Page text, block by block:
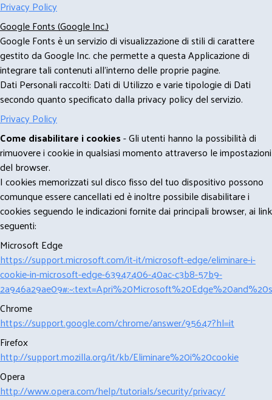
Privacy Policy
Google Fonts (Google Inc.)
Google Fonts è un servizio di visualizzazione di stili di carattere
gestito da Google Inc. che permette a questa Applicazione di
integrare tali contenuti all'interno delle proprie pagine.
Dati Personali raccolti: Dati di Utilizzo e varie tipologie di Dati
secondo quanto specificato dalla privacy policy del servizio.
Privacy Policy
Come disabilitare i cookies- Gli utenti hanno la possibilità di
rimuovere i cookie in qualsiasi momento attraverso le impostazioni
del browser.
I cookies memorizzati sul disco fisso del tuo dispositivo possono
comunque essere cancellati ed è inoltre possibile disabilitare i
cookies seguendo le indicazioni fornite dai principali browser, ai link
seguenti:
Microsoft Edge
https://support.microsoft.com/it-it/microsoft-edge/eliminare-i-
cookie-in-microsoft-edge-63947406-40ac-c3b8-57b9-
Chrome
https://support.google.com/chrome/answer/95647?hl=it
Firefox
http://support.mozilla.org/it/kb/Eliminare%20i%20cookie
Opera
http://www.opera.com/help/tutorials/security/privacy/